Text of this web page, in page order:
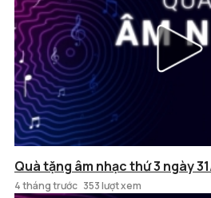
Quà tặng âm nhạc thứ 3 ngày
4 tháng trước 353 lượt xem